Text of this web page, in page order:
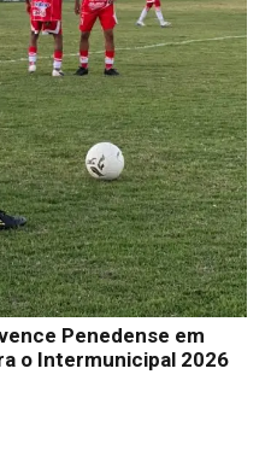
Penedense em
o Intermunicipal 2026